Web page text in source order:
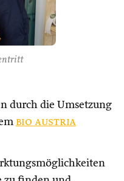
durch die Umsetzung
bio austria